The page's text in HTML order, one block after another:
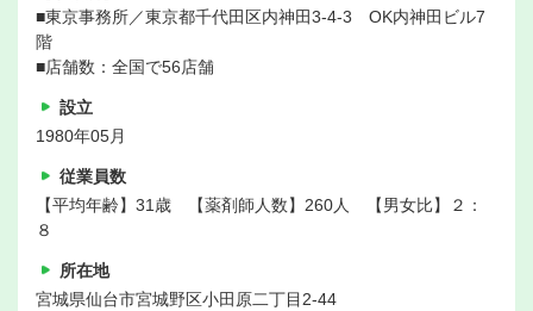
■東京事務所／東京都千代田区内神田3-4-3 OK内神田ビル7
階
■店舗数：全国で56店舗
設立
1980年05月
従業員数
【平均年齢】31歳 【薬剤師人数】260人 【男女比】２：
８
所在地
宮城県仙台市宮城野区小田原二丁目2-44